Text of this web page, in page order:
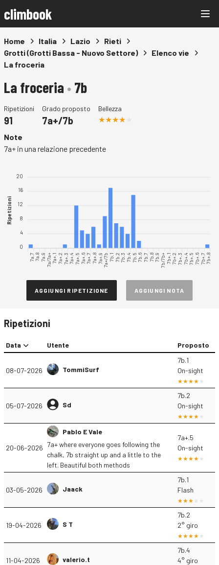
climbook
Home Italia Lazio
Rieti
Grotti (Grotti Bassa - Nuovo Settore)
Elenco vie
La froceria
La froceria • 7b
Ripetizioni
91
Grado proposto
7a+/7b
Bellezza
Note
7a+ in una relazione precedente
20
16
12
8
4
0
Ripetizioni
7a.7 7a.8 7a.9 7a/7a+7a+.1 7a+.2 7a+.37a+.4 7a+.5 7a+.67a+.7 7a+.8 7a+.97a+/7b 7b.1 7b.2 7b.3 7b.4 7b.5 7b.6 7b.7 7b.8 7b.9 7b/7b+ 7b+.17b+.2 7b+.3 7b+.47b+.5 7b+.6 7b+.77b+.8
AGGIUNGI RIPETIZIONE AGGIUNGI NOTA
Ripetizioni
Data Utente Proposto
08-07-2026 TommiSurf
7b.1
On-sight
05-07-2026 Sd
7b.2
On-sight
20-06-2026
Pablo E Vale
7a+ where everyone goes following the
chalk, 7b straight up and a little to the
left. Beautiful both methods
7a+.5
On-sight
03-05-2026 Jaack
7b.1
Flash
19-04-2026 S T
7b.2
2° giro
11-04-2026 valerio.t
7b.4
4° giro